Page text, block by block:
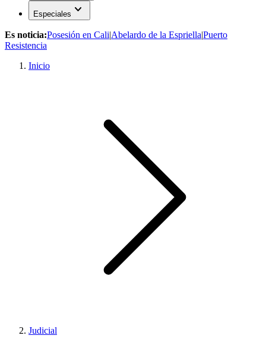
Especiales expand_more
Es noticia:Posesión en Cali|Abelardo de la Espriella|Puerto
Resistencia
Inicio
Judicial